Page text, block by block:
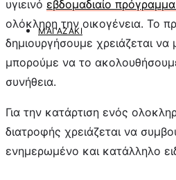
ΜΑΓΑΖΆΚΙ
υγιεινό εβδομαδιαίο
ολόκληρη την οικογένεια. Το
δημιουργήσουμε χρειάζεται να
μπορούμε να το
συνήθεια.
Για την κατάρτιση ενός
διατροφής χρειάζεται να
ενημερωμένο και κατάλληλο